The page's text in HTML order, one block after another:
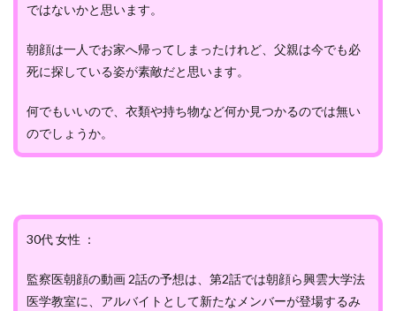
ではないかと思います。
朝顔は一人でお家へ帰ってしまったけれど、父親は今でも必
死に探している姿が素敵だと思います。
何でもいいので、衣類や持ち物など何か見つかるのでは無い
のでしょうか。
30代 女性 ：
監察医朝顔の動画 2話の予想は、第2話では朝顔ら興雲大学法
医学教室に、アルバイトとして新たなメンバーが登場するみ